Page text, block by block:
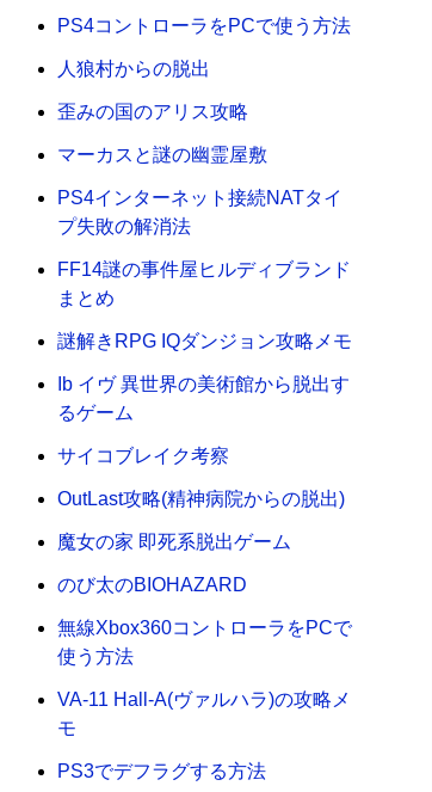
PS4コントローラをPCで使う方法
人狼村からの脱出
歪みの国のアリス攻略
マーカスと謎の幽霊屋敷
PS4インターネット接続NATタイ
プ失敗の解消法
FF14謎の事件屋ヒルディブランド
まとめ
謎解きRPG IQダンジョン攻略メモ
Ib イヴ 異世界の美術館から脱出す
るゲーム
サイコブレイク考察
OutLast攻略(精神病院からの脱出)
魔女の家 即死系脱出ゲーム
のび太のBIOHAZARD
無線Xbox360コントローラをPCで
使う方法
VA-11 Hall-A(ヴァルハラ)の攻略メ
モ
PS3でデフラグする方法